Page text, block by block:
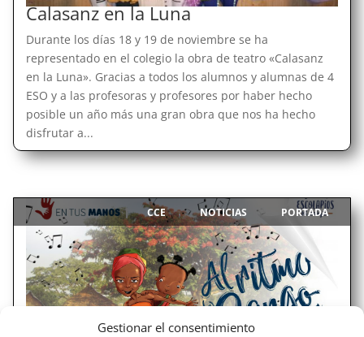
Gestionar el consentimiento
Calasanz en la Luna
Durante los días 18 y 19 de noviembre se ha
representado en el colegio la obra de teatro «Calasanz
en la Luna». Gracias a todos los alumnos y alumnas de 4
ESO y a las profesoras y profesores por haber hecho
posible un año más una gran obra que nos ha hecho
disfrutar a...
| CCE , NOTICIAS , PORTADA